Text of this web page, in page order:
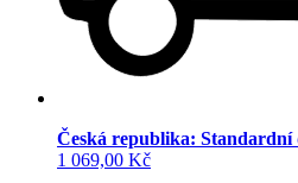
Česká republika: Standardní
1 069,00 Kč